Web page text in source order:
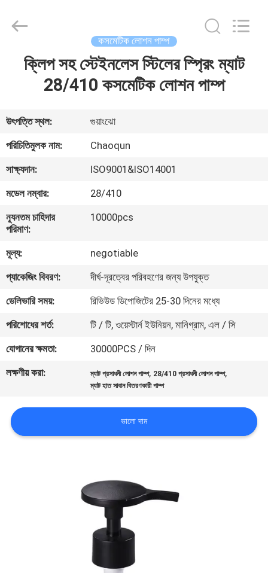
আমাদের
সম্পর্কে
কারখানা
ভ্রমণ
মান
নিয়ন্ত্রণ
যোগাযোগ
করুন
খবর
কেস
Industry
Reserved.
কসমেটিক লোশন পাম্প
ক্লিপ সহ স্টেইনলেস স্টিলের স্প্রিং ম্যাট
28/410 কসমেটিক লোশন পাম্প
উৎপত্তি স্থল:
গুয়াংঝো
পরিচিতিমুলক নাম:
Chaoqun
সাক্ষ্যদান:
ISO9001&ISO14001
মডেল নম্বার:
28/410
ন্যূনতম চাহিদার
পরিমাণ:
10000pcs
মূল্য:
negotiable
প্যাকেজিং বিবরণ:
দীর্ঘ-দূরত্বের পরিবহণের জন্য উপযুক্ত
ডেলিভারি সময়:
রিভিউড ডিপোজিটের 25-30 দিনের মধ্যে
পরিশোধের শর্ত:
টি / টি, ওয়েস্টার্ন ইউনিয়ন, মানিগ্রাম, এল / সি
যোগানের ক্ষমতা:
30000PCS / দিন
লক্ষণীয় করা:
ম্যাট প্রসাধনী লোশন পাম্প, 28/410 প্রসাধনী লোশন পাম্প,
ম্যাট হাত সাবান বিতরণকারী পাম্প
ভালো দাম